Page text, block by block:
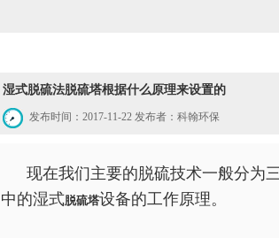
湿式脱硫法脱硫塔根据什么原理来设置的
发布时间：2017-11-22 发布者：科翰环保
现在我们主要的脱硫技术一般分为
中的湿式脱硫塔设备的工作原理。